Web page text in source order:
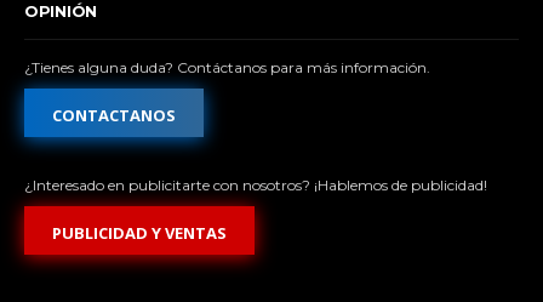
OPINIÓN
¿Tienes alguna duda? Contáctanos para más información.
CONTACTANOS
¿Interesado en publicitarte con nosotros? ¡Hablemos de publicidad!
PUBLICIDAD Y VENTAS